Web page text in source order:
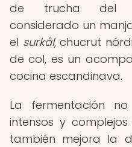
de trucha del
considerado un
el surkål, chucrut
de col, es un
cocina escandinava.
La fermentación
intensos y
también mejora la